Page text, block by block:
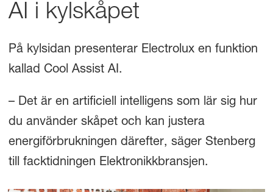
AI i kylskåpet
På kylsidan presenterar Electrolux en funktion
kallad Cool Assist AI.
– Det är en artificiell intelligens som lär sig hur
du använder skåpet och kan justera
energiförbrukningen därefter, säger Stenberg
till facktidningen Elektronikkbransjen.